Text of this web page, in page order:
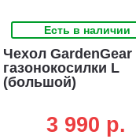
Есть в наличии
Чехол GardenGear
газонокосилки L
(большой)
3 990 p.